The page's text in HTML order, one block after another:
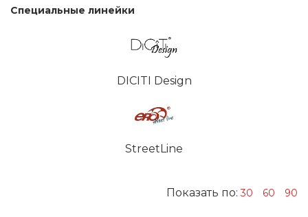
Специальные линейки
DICITI Design
StreetLine
Показать по:30 60 90